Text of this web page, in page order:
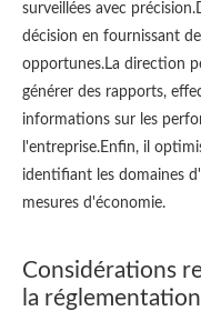
surveillées avec
décision en fournissant
opportunes.La direction
générer des rapports,
informations sur les
l'entreprise.Enfin, il
identifiant les domaines
mesures d'économie.
Considérations
la réglementation